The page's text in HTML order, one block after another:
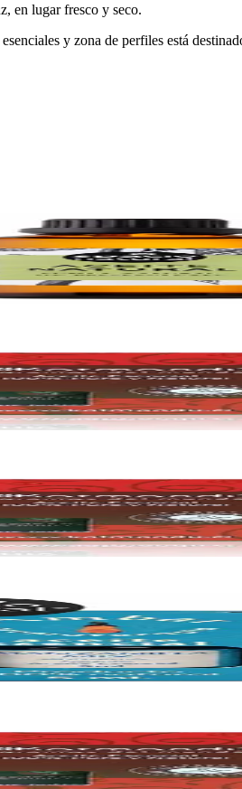
en lugar fresco y seco.
y zona de perfiles está